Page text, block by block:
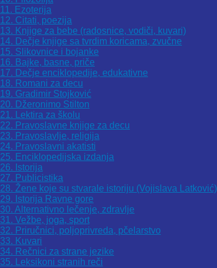
11. Ezoterija
12. Citati, poezija
13. Knjige za bebe (radosnice, vodiči, kuvari)
14. Dečje knjige sa tvrdim koricama, zvučne
15. Slikovnice i bojanke
16. Bajke, basne, priče
17. Dečje enciklopedije, edukativne
18. Romani za decu
19. Gradimir Stojković
20. Džeronimo Stilton
21. Lektira za školu
22. Pravoslavne knjige za decu
23. Pravoslavlje, religija
24. Pravoslavni akatisti
25. Enciklopedijska izdanja
26. Istorija
27. Publicistika
28. Žene koje su stvarale istoriju (Vojislava Latković)
29. Istorija Ravne gore
30. Alternativno lečenje, zdravlje
31. Vežbe, joga, sport
32. Priručnici, poljoprivreda, pčelarstvo
33. Kuvari
34. Rečnici za strane jezike
35. Leksikoni stranih reči